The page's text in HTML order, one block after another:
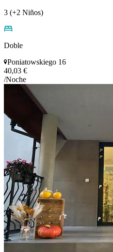
3 (+2 Niños)
Doble
Poniatowskiego 16
40,03 €
/Noche